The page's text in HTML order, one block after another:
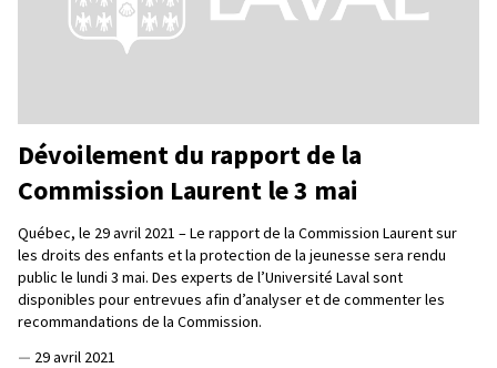
Dévoilement du rapport de la
Commission Laurent le 3 mai
Québec, le 29 avril 2021 – Le rapport de la Commission Laurent sur
les droits des enfants et la protection de la jeunesse sera rendu
public le lundi 3 mai. Des experts de l’Université Laval sont
disponibles pour entrevues afin d’analyser et de commenter les
recommandations de la Commission.
— 29 avril 2021